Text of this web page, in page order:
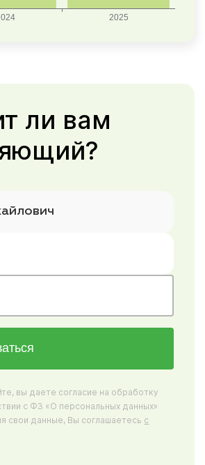
ли вам
вы даете согласие на обработку
с ФЗ «О персональных данных»
свои данные, Вы соглашаетесь с